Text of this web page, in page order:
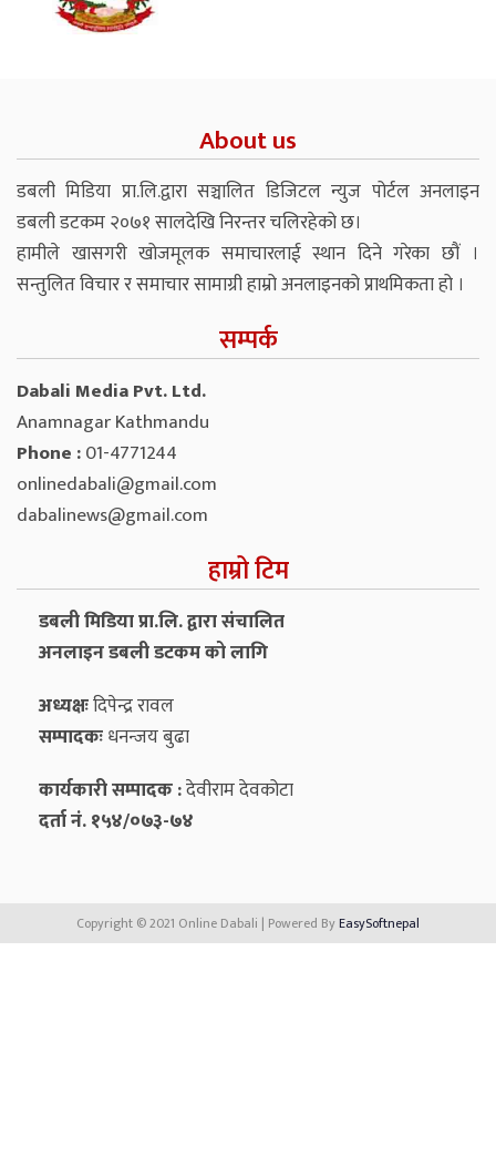
About us
डबली मिडिया प्रा.लि.द्वारा सञ्चालित डिजिटल न्युज पोर्टल अनलाइन
डबली डटकम २०७१ सालदेखि निरन्तर चलिरहेको छ।
हामीले खासगरी खोजमूलक समाचारलाई स्थान दिने गरेका छौं ।
सन्तुलित विचार र समाचार सामाग्री हाम्रो अनलाइनको प्राथमिकता हो ।
सम्पर्क
Dabali Media Pvt. Ltd.
Anamnagar Kathmandu
Phone :01-4771244
onlinedabali@gmail.com
dabalinews@gmail.com
हाम्रो टिम
डबली मिडिया प्रा.लि. द्वारा संचालित
अनलाइन डबली डटकम को लागि
अध्यक्षःदिपेन्द्र रावल
सम्पादकःधनन्‍जय बुढा
कार्यकारी सम्पादक :देवीराम देवकोटा
दर्ता नं. १५४/०७३-७४
Copyright © 2021 Online Dabali | Powered ByEasySoftnepal